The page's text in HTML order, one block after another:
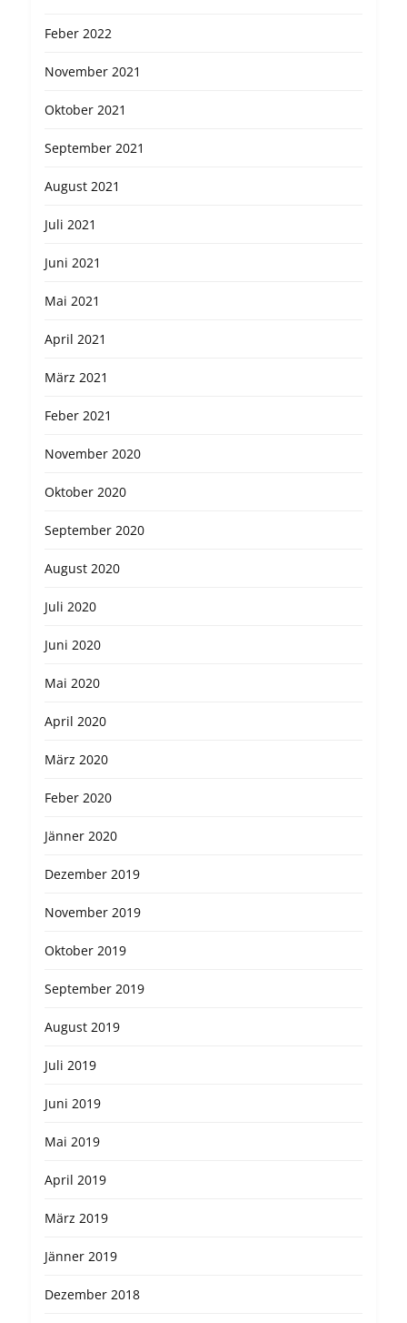
Feber 2022
November 2021
Oktober 2021
September 2021
August 2021
Juli 2021
Juni 2021
Mai 2021
April 2021
März 2021
Feber 2021
November 2020
Oktober 2020
September 2020
August 2020
Juli 2020
Juni 2020
Mai 2020
April 2020
März 2020
Feber 2020
Jänner 2020
Dezember 2019
November 2019
Oktober 2019
September 2019
August 2019
Juli 2019
Juni 2019
Mai 2019
April 2019
März 2019
Jänner 2019
Dezember 2018